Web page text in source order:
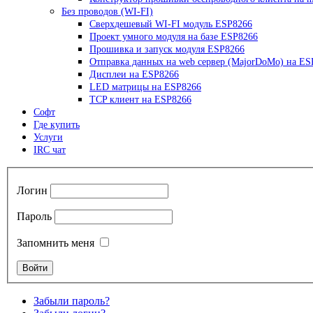
Без проводов (WI-FI)
Сверхдешевый WI-FI модуль ESP8266
Проект умного модуля на базе ESP8266
Прошивка и запуск модуля ESP8266
Отправка данных на web сервер (MajorDoMo) на
Дисплеи на ESP8266
LED матрицы на ESP8266
TCP клиент на ESP8266
Софт
Где купить
Услуги
IRC чат
Логин
Пароль
Запомнить меня
Забыли пароль?